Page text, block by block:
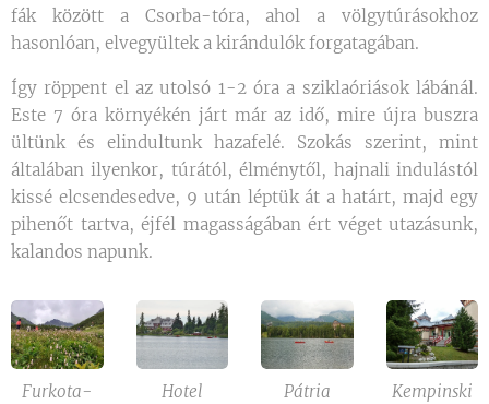
fák között a Csorba-tóra, ahol a völgytúrásokhoz
hasonlóan, elvegyültek a kirándulók forgatagában.
Így röppent el az utolsó 1-2 óra a sziklaóriások lábánál.
Este 7 óra környékén járt már az idő, mire újra buszra
ültünk és elindultunk hazafelé. Szokás szerint, mint
általában ilyenkor, túrától, élménytől, hajnali indulástól
kissé elcsendesedve, 9 után léptük át a határt, majd egy
pihenőt tartva, éjfél magasságában ért véget utazásunk,
kalandos napunk.
Furkota-
Hotel
Pátria
Kempinski